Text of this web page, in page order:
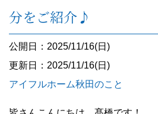
分をご紹介♪
公開日：2025/11/16(日)
更新日：2025/11/16(日)
アイフルホーム秋田のこと